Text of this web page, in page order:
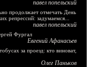
павел попельский
продолжает отмечать День
репрессий: задумаемся...
павел попельский
Фургал
Евгений Афанасьев
за проезд: кто виноват,
Олег Паньков